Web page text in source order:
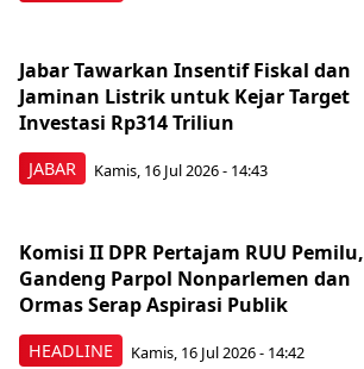
JABAR
Jabar Tawarkan Insentif Fiskal dan
Jaminan Listrik untuk Kejar Target
Investasi Rp314 Triliun
Kamis, 16 Jul 2026 - 14:43
HEADLINE
Komisi II DPR Pertajam RUU Pemilu,
Gandeng Parpol Nonparlemen dan
Ormas Serap Aspirasi Publik
Kamis, 16 Jul 2026 - 14:42